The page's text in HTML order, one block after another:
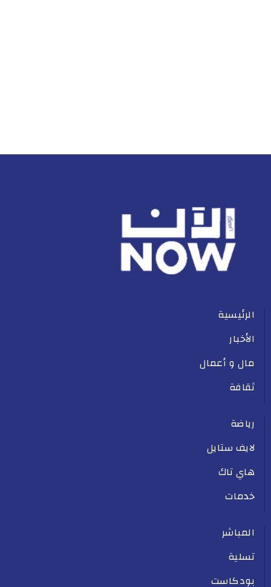
الرئيسية
الأخبار
مال و أعمال
ثقافة
رياضة
لايف ستايل
هاي تاك
خدمات
المباشر
تسلية
بودكاست